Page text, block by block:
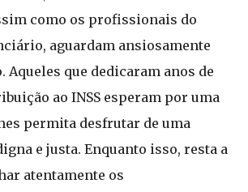
como os profissionais do
aguardam ansiosamente
Aqueles que dedicaram anos de
ao INSS esperam por uma
permita desfrutar de uma
e justa. Enquanto isso, resta a
atentamente os